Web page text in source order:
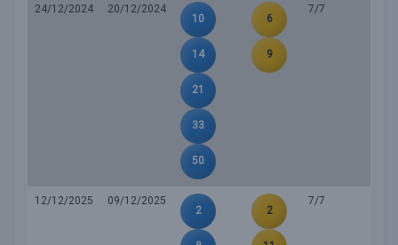
24/12/2024
20/12/2024
10
14
21
33
50
6
9
7/7
12/12/2025
09/12/2025
2
2
7/7